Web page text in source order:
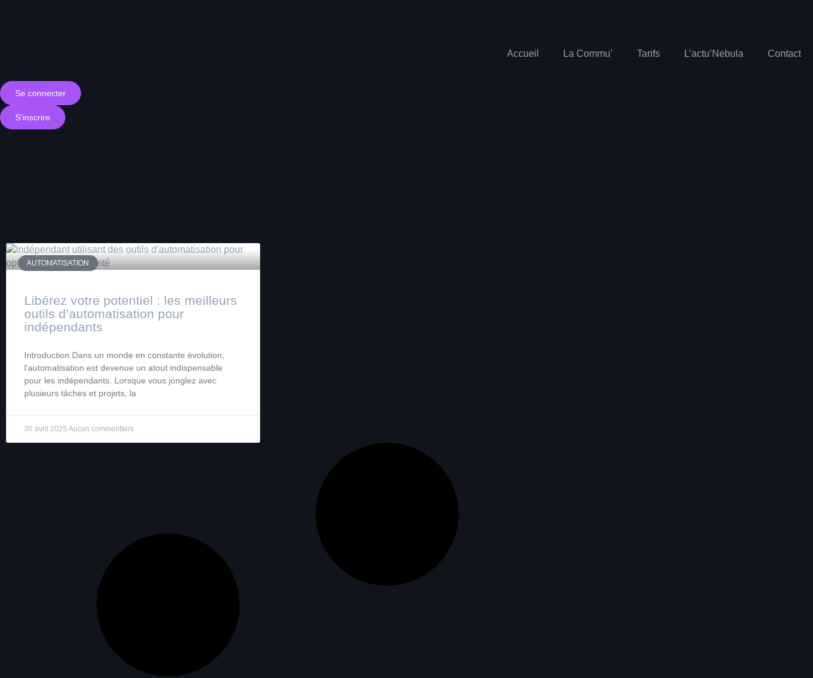
Accueil La Commu’ Tarifs L’actu’Nebula Contact
Se connecter
S'inscrire
AUTOMATISATION
Libérez votre potentiel : les meilleurs
outils d’automatisation pour
indépendants
Introduction Dans un monde en constante évolution,
l'automatisation est devenue un atout indispensable
pour les indépendants. Lorsque vous jonglez avec
plusieurs tâches et projets, la
30 avril 2025 Aucun commentaire